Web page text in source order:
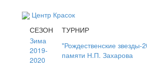
Центр Красок
СЕЗОН
ТУРНИР
Зима
2019-
2020
"Рождественские звезды-
памяти Н.П. Захарова